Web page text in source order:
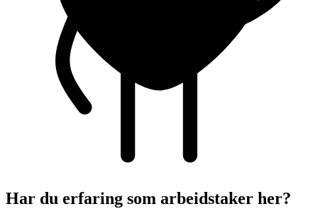
Har du erfaring som arbeidstaker her?